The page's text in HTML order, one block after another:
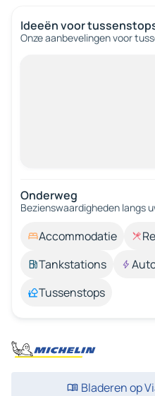
Ideeën voor
Onze aanbevelingen voor
Onderweg
Bezienswaardigheden langs
Accommodatie
Tankstations
Tussenstops
Bladeren op